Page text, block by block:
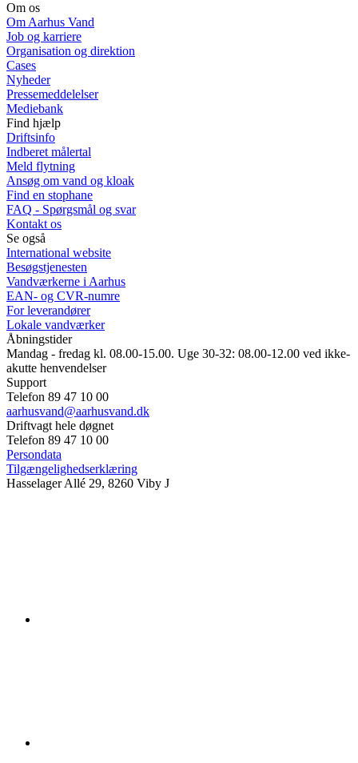
Om os
Om Aarhus Vand
Job og karriere
Organisation og direktion
Cases
Nyheder
Pressemeddelelser
Mediebank
Find hjælp
Driftsinfo
Indberet målertal
Meld flytning
Ansøg om vand og kloak
Find en stophane
FAQ - Spørgsmål og svar
Kontakt os
Se også
International website
Besøgstjenesten
Vandværkerne i Aarhus
EAN- og CVR-numre
For leverandører
Lokale vandværker
Åbningstider
Mandag - fredag kl. 08.00-15.00. Uge 30-32: 08.00-12.00 ved ikke-
akutte henvendelser
Support
Telefon 89 47 10 00
aarhusvand@aarhusvand.dk
Driftvagt hele døgnet
Telefon 89 47 10 00
Persondata
Tilgængelighedserklæring
Hasselager Allé 29, 8260 Viby J